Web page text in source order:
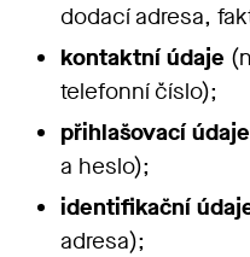
dodací adresa,
kontaktní údaje
telefonní číslo);
přihlašovací údaje
a heslo);
identifikační
adresa);